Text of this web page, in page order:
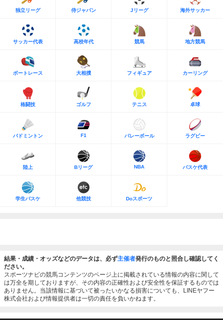
独立リーグ 侍ジャパン Jリーグ 海外サッカー
サッカー代表 高校年代 競馬 地方競馬
ボートレース 大相撲 フィギュア カーリング
格闘技 ゴルフ テニス 卓球
バドミントン F1 バレーボール ラグビー
陸上 Bリーグ NBA バスケ代表
学生バスケ 他競技 Doスポーツ
結果・成績・オッズなどのデータは、必ず主催者発行のものと照合し確認してく
ださい。
スポーツナビの競馬コンテンツのページ上に掲載されている情報の内容に関して
は万全を期しておりますが、その内容の正確性および安全性を保証するものでは
ありません。当該情報に基づいて被ったいかなる損害についても、LINEヤフー
株式会社および情報提供者は一切の責任を負いかねます。